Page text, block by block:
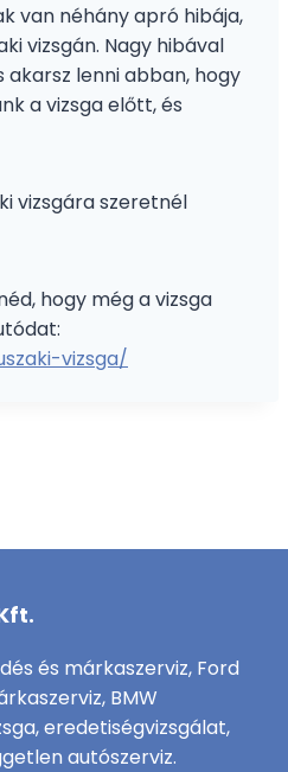
van néhány apró hibája,
vizsgán. Nagy hibával
akarsz lenni abban, hogy
a vizsga előtt, és
vizsgára szeretnél
hogy még a vizsga
vizsga/
és márkaszerviz, Ford
BMW
eredetiségvizsgálat,
autószerviz.